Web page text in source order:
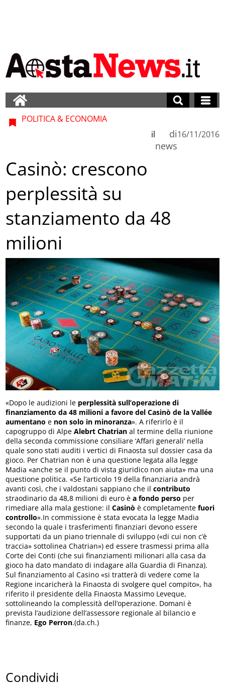
POLITICA & ECONOMIA
di
news
il 16/11/2016
Casinò: crescono
perplessità su
stanziamento da 48
milioni
«Dopo le audizioni le perplessità sull’operazione di
finanziamento da 48 milioni a favore del Casinò de la Vallée
aumentano e non solo in minoranza». A riferirlo è il
capogruppo di AlpeAlebrt Chatrian al termine della riunione
della seconda commissione consiliare ‘Affari generali’ nella
quale sono stati auditi i vertici di Finaosta sul dossier casa da
gioco. Per Chatrian non è una questione legata alla legge
Madia «anche se il punto di vista giuridico non aiuta» ma una
questione politica. «Se l’articolo 19 della finanziaria andrà
avanti così, che i valdostani sappiano che ilcontributo
straodinario da 48,8 milioni di euro èa fondo perso per
rimediare alla mala gestione: ilCasinò è completamente fuori
controllo».In commissione è stata evocata la legge Madia
secondo la quale i trasferimenti finanziari devono essere
supportati da un piano triennale di sviluppo («di cui non c’è
traccia» sottolinea Chatrian») ed essere trasmessi prima alla
Corte dei Conti (che sui finanziamenti milionari alla casa da
gioco ha dato mandato di indagare alla Guardia di Finanza).
Sul finanziamento al Casino «si tratterà di vedere come la
Regione incaricherà la Finaosta di svolgere quel compito», ha
riferito il presidente della Finaosta Massimo Leveque,
sottolineando la complessità dell’operazione. Domani è
prevista l’audizione dell’assessore regionale al bilancio e
finanze, Ego Perron.(da.ch.)
Condividi